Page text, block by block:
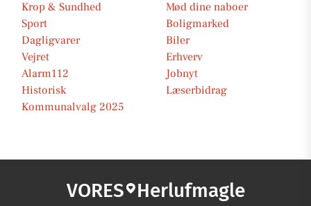
Krop & Sundhed
Mød dine naboer
Sport
Boligmarked
Dagligvarer
Biler
Vejret
Erhverv
Alarm112
Jobnyt
Historisk
Læserbidrag
Kommunalvalg 2025
VORES Herlufmagle